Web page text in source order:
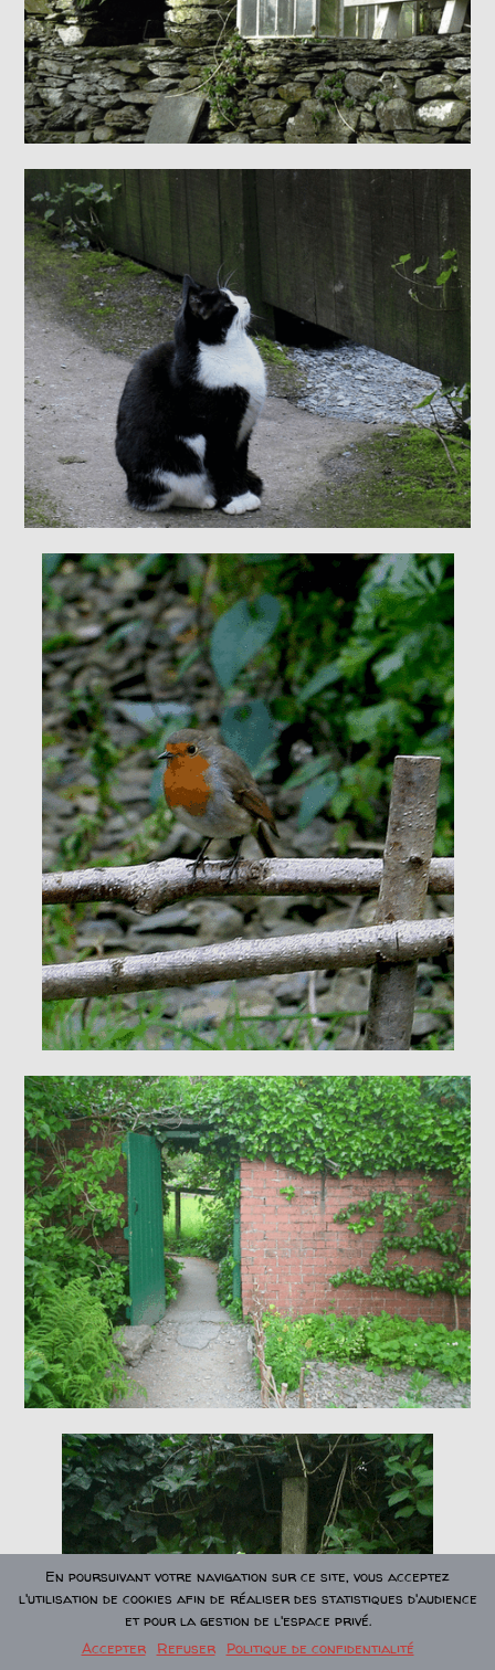
En poursuivant votre navigation sur ce site, vous acceptez
l'utilisation de cookies afin de réaliser des statistiques d'audience
et pour la gestion de l'espace privé.
Accepter
Refuser Politique de confidentialité